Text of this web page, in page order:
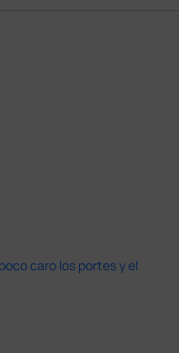
caro los portes y el